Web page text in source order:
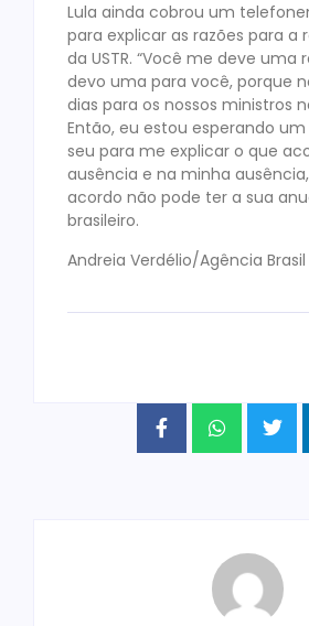
Lula ainda cobrou um
para explicar as razões para a
da USTR. “Você me deve uma
devo uma para você, porque
dias para os nossos ministros
Então, eu estou esperando
seu para me explicar o que
ausência e na minha
acordo não pode ter a sua
brasileiro.
Andreia Verdélio/Agência Brasil